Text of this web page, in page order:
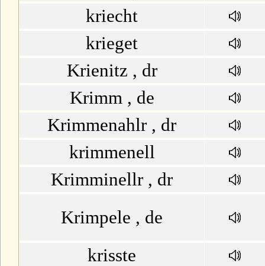
kriecht
krieget
Krienitz , dr
Krimm , de
Krimmenahlr , dr
krimmenell
Krimminellr , dr
Krimpele , de
krisste